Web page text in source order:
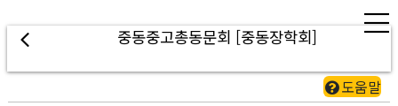
중동중고총동문회 [중동장학회]
도움말